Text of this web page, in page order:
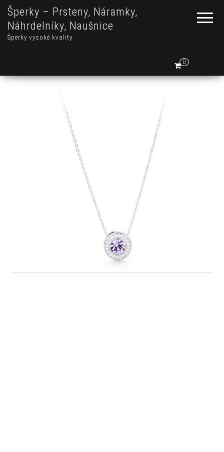
Šperky – Prsteny, Náramky,
Náhrdelníky, Naušnice
Šperky vysoké kvality
0